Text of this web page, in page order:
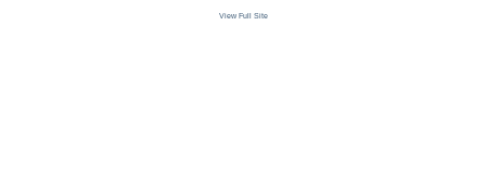
View Full Site